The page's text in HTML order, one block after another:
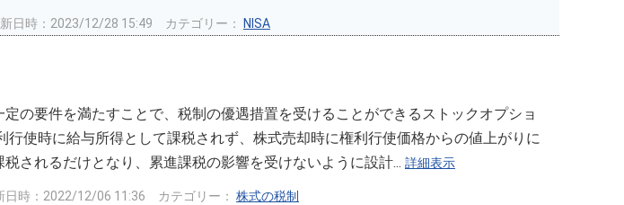
日時：2023/12/28 15:49 カテゴリー： NISA
定の要件を満たすことで、税制の優遇措置を受けることができるストックオプショ
行使時に給与所得として課税されず、株式売却時に権利行使価格からの値上がりに
されるだけとなり、累進課税の影響を受けないように設計... 詳細表示
日時：2022/12/06 11:36 カテゴリー： 株式の税制